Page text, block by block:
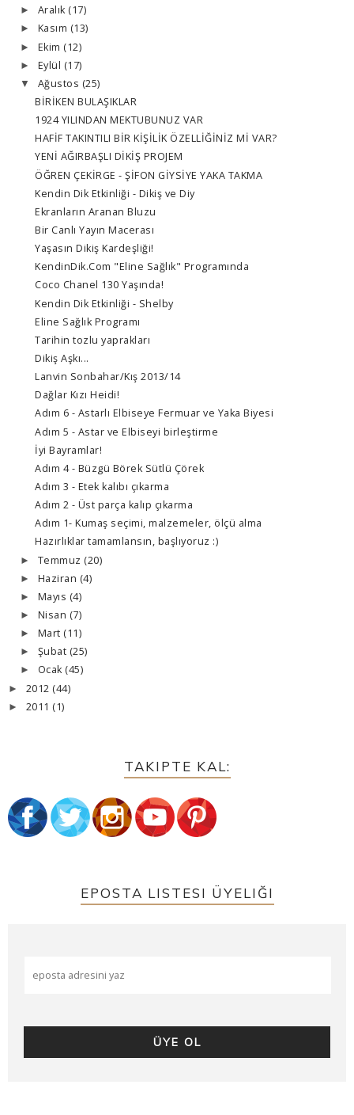
► Aralık (17)
► Kasım (13)
► Ekim (12)
► Eylül (17)
▼ Ağustos (25)
BİRİKEN BULAŞIKLAR
1924 YILINDAN MEKTUBUNUZ VAR
HAFİF TAKINTILI BİR KİŞİLİK ÖZELLİĞİNİZ Mİ VAR?
YENİ AĞIRBAŞLI DİKİŞ PROJEM
ÖĞREN ÇEKİRGE - ŞİFON GİYSİYE YAKA TAKMA
Kendin Dik Etkinliği - Dikiş ve Diy
Ekranların Aranan Bluzu
Bir Canlı Yayın Macerası
Yaşasın Dikiş Kardeşliği!
KendinDik.Com "Eline Sağlık" Programında
Coco Chanel 130 Yaşında!
Kendin Dik Etkinliği - Shelby
Eline Sağlık Programı
Tarihin tozlu yaprakları
Dikiş Aşkı...
Lanvin Sonbahar/Kış 2013/14
Dağlar Kızı Heidi!
Adım 6 - Astarlı Elbiseye Fermuar ve Yaka Biyesi
Adım 5 - Astar ve Elbiseyi birleştirme
İyi Bayramlar!
Adım 4 - Büzgü Börek Sütlü Çörek
Adım 3 - Etek kalıbı çıkarma
Adım 2 - Üst parça kalıp çıkarma
Adım 1- Kumaş seçimi, malzemeler, ölçü alma
Hazırlıklar tamamlansın, başlıyoruz :)
► Temmuz (20)
► Haziran (4)
► Mayıs (4)
► Nisan (7)
► Mart (11)
► Şubat (25)
► Ocak (45)
► 2012 (44)
► 2011 (1)
TAKIPTE KAL:
EPOSTA LISTESI ÜYELIĞI